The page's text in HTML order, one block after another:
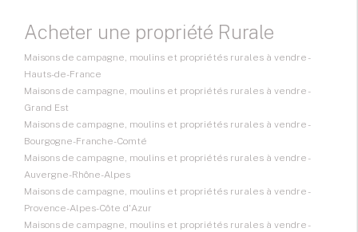
Acheter une propriété Rurale
Maisons de campagne, moulins et propriétés rurales à vendre -
Hauts-de-France
Maisons de campagne, moulins et propriétés rurales à vendre -
Grand Est
Maisons de campagne, moulins et propriétés rurales à vendre -
Bourgogne-Franche-Comté
Maisons de campagne, moulins et propriétés rurales à vendre -
Auvergne-Rhône-Alpes
Maisons de campagne, moulins et propriétés rurales à vendre -
Provence-Alpes-Côte d'Azur
Maisons de campagne, moulins et propriétés rurales à vendre -